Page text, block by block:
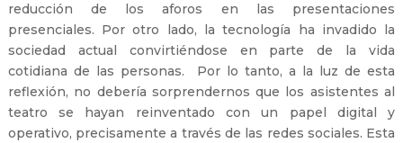
reducción de los aforos en las presentaciones
presenciales. Por otro lado, la tecnología ha invadido la
sociedad actual convirtiéndose en parte de la vida
cotidiana de las personas. Por lo tanto, a la luz de esta
reflexión, no debería sorprendernos que los asistentes al
teatro se hayan reinventado con un papel digital y
operativo, precisamente a través de las redes sociales. Esta